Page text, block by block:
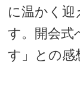
に温かく迎
す。開会式
す」との感